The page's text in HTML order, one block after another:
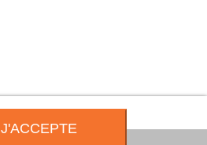
J'ACCEPTE